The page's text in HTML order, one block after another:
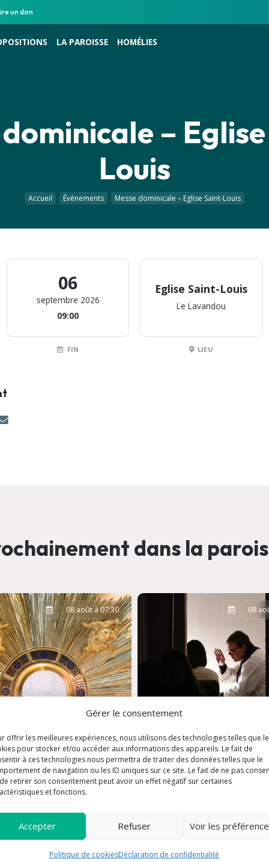
un don
Gérer le consentement
offrir les meilleures expériences, nous utilisons des technologies telles que
pour stocker et/ou accéder aux informations des appareils. Le fait de
à ces technologies nous permettra de traiter des données telles que le
de navigation ou les ID uniques sur ce site. Le fait de ne pas
retirer son consentement peut avoir un effet négatif sur certaines
et fonctions.
Accepter Refuser Voir les
Politique de cookiesDéclaration de confidentialité
LA PAROISSE HOMÉLIES
dominicale –
Louis
Accueil Événements Messe dominicale – Eglise Saint-Louis
06
septembre 2026
09:00
FIN
Eglise Saint-Louis
Le Lavandou
LIEU
dans la
08 août à 07:30 08